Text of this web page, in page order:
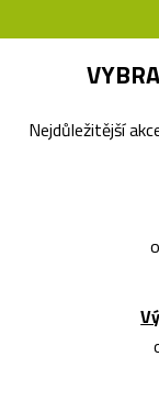
Nejdůležitější